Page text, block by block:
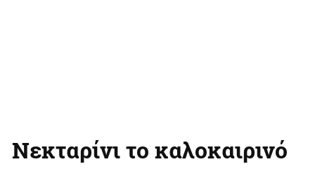
Νεκταρίνι το καλοκαιρινό